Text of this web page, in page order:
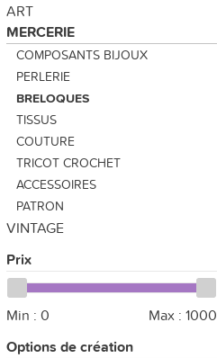
ART
MERCERIE
COMPOSANTS BIJOUX
PERLERIE
BRELOQUES
TISSUS
COUTURE
TRICOT CROCHET
ACCESSOIRES
PATRON
VINTAGE
Prix
Min : 0 Max : 1000
Options de création